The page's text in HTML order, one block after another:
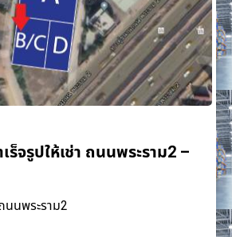
ร็จรูปให้เช่า ถนนพระราม2 –
นนพระราม2